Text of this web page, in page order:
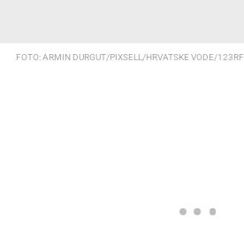
FOTO: ARMIN DURGUT/PIXSELL/HRVATSKE VODE/123RF